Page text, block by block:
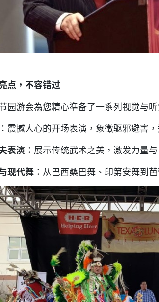
点，不容错过
园游会為您精心準备了一系列视觉与
：震撼人心的开场表演，象徵驱邪避害
表演 ：展示传统武术之美，激发力量与
现代舞 ：从巴西桑巴舞、印第安舞到